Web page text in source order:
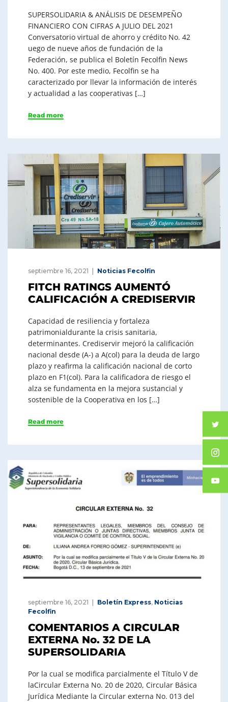
SUPERSOLIDARIA & ANÁLISIS DE DESEMPEÑO
FINANCIERO CON CIFRAS A JULIO DEL 2021
Conversatorio virtual de ahorro y crédito No. 42
uego de nueve años de fundación de la
Federación, se publica el Boletín Fecolfin News
No. 400. Por este medio, Fecolfin se ha
caracterizado por llevar la información de interés
y actualidad a las cooperativas […]
Read more
septiembre 16, 2021 Noticias Fecolfin
FITCH RATINGS AUMENTÓ
CALIFICACIÓN A CREDISERVIR
Capacidad de resiliencia y fortaleza
patrimonialdurante la crisis sanitaria,
determinantes. Crediservir mejoró la calificación
nacional desde (A-) a A(col) para la deuda de largo
plazo y reafirma la calificación nacional de corto
plazo en F1(col). Para la calificadora de riesgo el
alza se fundamenta en la mejora sustancial y
sostenible de la Cooperativa en los […]
Read more
septiembre 16, 2021 Boletín Express, Noticias
Fecolfin
COMENTARIOS A CIRCULAR
EXTERNA No. 32 DE LA
SUPERSOLIDARIA
Por la cual se modifica parcialmente el Título V de
laCircular Externa No. 20 de 2020, Circular Básica
Jurídica Mediante la Circular externa No. 013 del